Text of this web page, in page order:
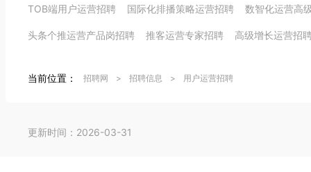
TOB端用户运营招聘 国际化排播策略运营招聘 数智化运营高
头条个推运营产品岗招聘 推客运营专家招聘 高级增长运营招
当前位置： 招聘网 > 招聘信息 > 用户运营招聘
更新时间：2026-03-31